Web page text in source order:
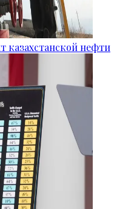
казахстанской нефти